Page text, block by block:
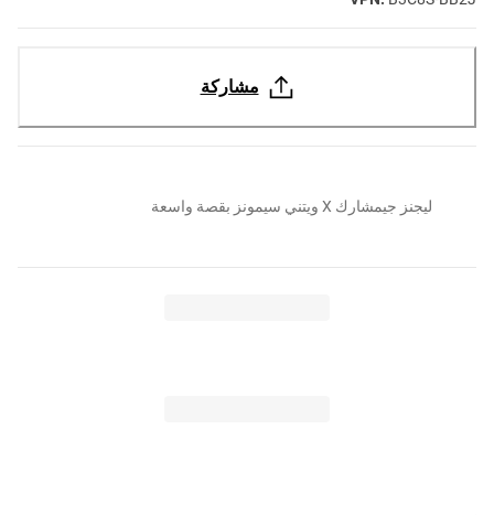
مشاركة
ليجنز جيمشارك X ويتني سيمونز بقصة واسعة